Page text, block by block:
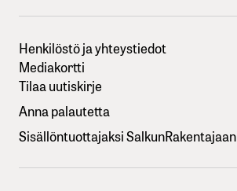
Henkilöstö ja yhteystiedot
Mediakortti
Tilaa uutiskirje
Anna palautetta
Sisällöntuottajaksi SalkunRakentajaan